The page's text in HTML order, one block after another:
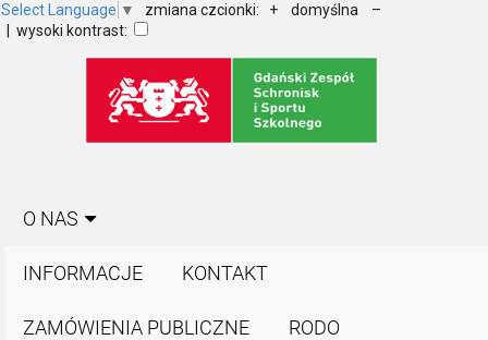
Select Language ▼ zmiana czcionki: + domyślna
–
| wysoki kontrast:
O NAS
INFORMACJE KONTAKT
ZAMÓWIENIA PUBLICZNE RODO